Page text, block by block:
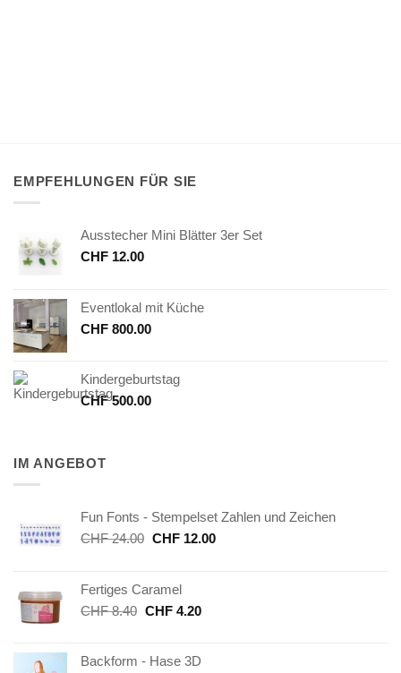
EMPFEHLUNGEN FÜR SIE
Ausstecher Mini Blätter 3er Set
CHF 12.00
Eventlokal mit Küche
CHF 800.00
Kindergeburtstag
CHF500.00
IM ANGEBOT
Fun Fonts - Stempelset Zahlen und Zeichen
CHF24.00 Ursprünglicher
CHF 24.00
CHF12.00Aktueller
Fertiges Caramel
CHF8.40 Ursprünglicher
CHF 8.40
CHF4.20Aktueller
CHF 4.20.
Backform - Hase 3D